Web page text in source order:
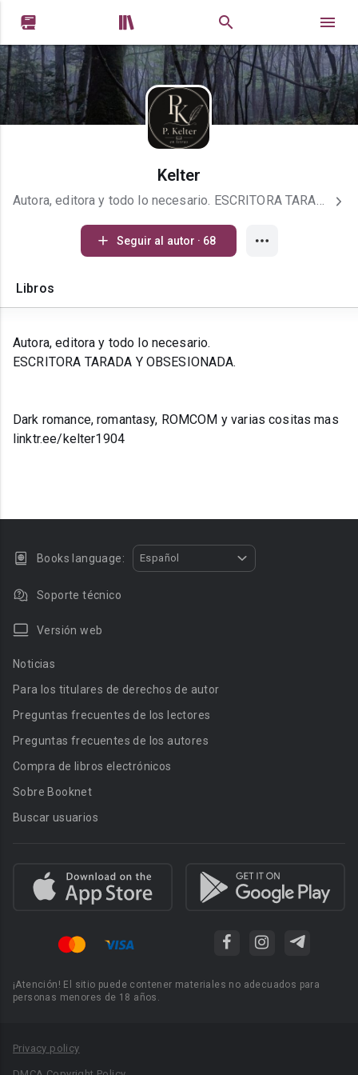
 
Kelter
Autora, editora y todo lo necesario. ESCRITORA TARADA Y OBSESIONADA. Dark romance, romantasy, ROMCOM y varias cositas mas linktr.ee/kelter1904
Seguir al autor · 68
Libros
Autora, editora y todo lo necesario.
ESCRITORA TARADA Y OBSESIONADA.
Dark romance, romantasy, ROMCOM y varias cositas mas
linktr.ee/kelter1904
Books language: Español
Soporte técnico
Versión web
Noticias
Para los titulares de derechos de autor
Preguntas frecuentes de los lectores
Preguntas frecuentes de los autores
Compra de libros electrónicos
Sobre Booknet
Buscar usuarios
¡Atención! El sitio puede contener materiales no adecuados para
personas menores de 18 años.
Privacy policy